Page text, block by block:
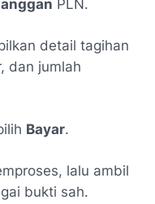
PLN.
detail tagihan
dan jumlah
Bayar.
lalu ambil
bukti sah.